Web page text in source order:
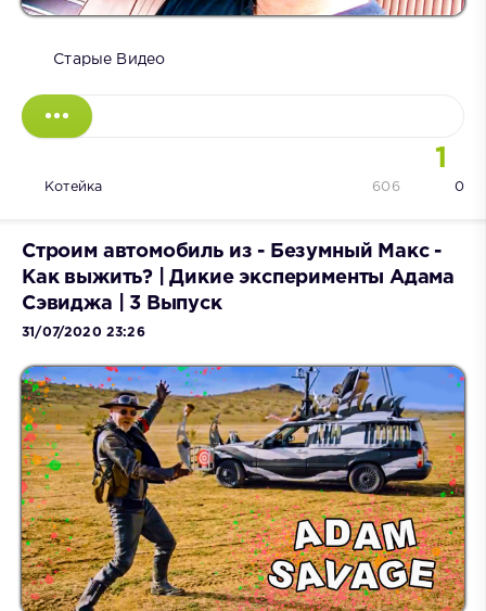
Старые Видео
1
Котейка 0
606
Строим автомобиль из - Безумный Макс -
Как выжить? | Дикие эксперименты Адама
Сэвиджа | 3 Выпуск
31/07/2020 23:26